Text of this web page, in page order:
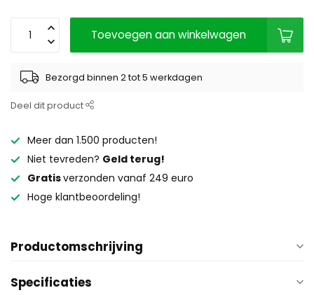
Toevoegen aan winkelwagen
Bezorgd binnen 2 tot 5 werkdagen
Deel dit product
Meer dan 1.500 producten!
Niet tevreden? Geld terug!
Gratisverzonden vanaf 249 euro
Hoge klantbeoordeling!
Productomschrijving
Specificaties